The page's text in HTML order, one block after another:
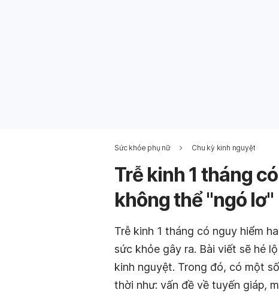
Sức khỏe phụ nữ Chu kỳ kinh nguyệt
Trễ kinh 1 tháng
không thể "ngó lơ"
Trễ kinh 1 tháng có nguy hiểm
sức khỏe gây ra. Bài viết sẽ hé
kinh nguyệt. Trong đó, có một
thời như: vấn đề về tuyến giáp,